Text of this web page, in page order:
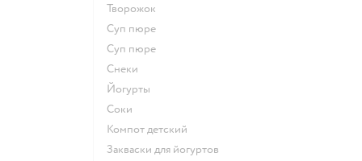
творожок
суп пюре
суп пюре
Снеки
йогурты
Соки
компот детский
Закваски для йогуртов